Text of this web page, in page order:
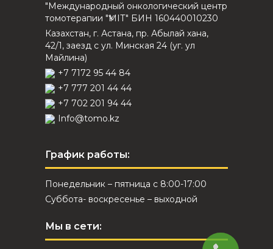
"Международный онкологический центр
томотерапии "ҮМІТ" БИН 160440010230
Казахстан, г. Астана, пр. Абылай хана,
42/1, заезд с ул. Минская 24 (уг. ул
Майлина)
+7 7172 95 44 84
+7 777 201 44 44
+7 702 201 94 44
Info@tomo.kz
График работы:
Понедельник – пятница с 8:00-17:00
Суббота- воскресенье – выходной
Мы в сети: